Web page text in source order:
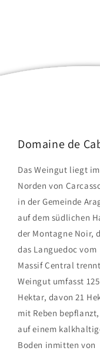
Domaine de
Das Weingut liegt im
Norden von
in der Gemeinde
auf dem südlichen
der Montagne Noir,
das Languedoc vom
Massif Central
Weingut umfasst 125
Hektar, davon 21
mit Reben
auf einem
Boden inmitten von